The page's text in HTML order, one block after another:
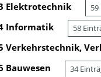
Elektrotechnik
Informatik 58
Verkehrstechnik,
Bauwesen 34